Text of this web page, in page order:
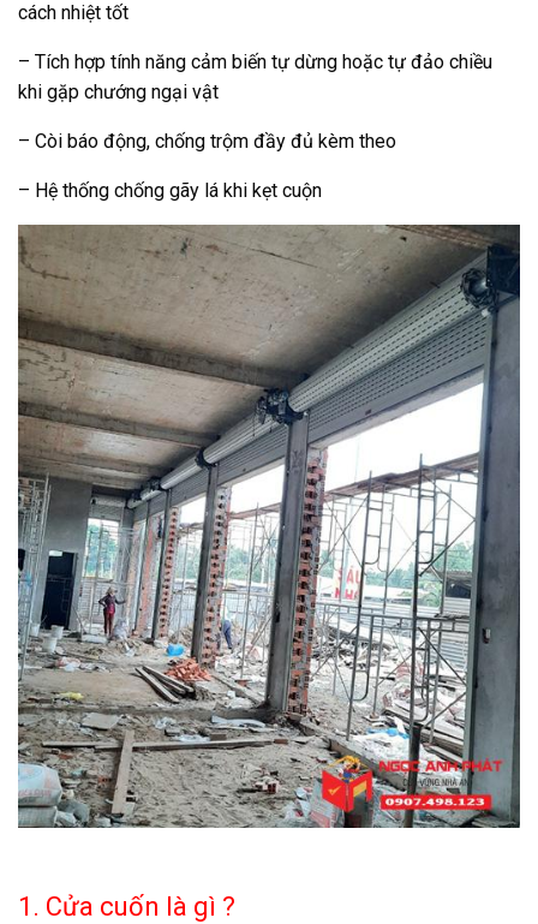
cách nhiệt tốt
– Tích hợp tính năng cảm biến tự dừng hoặc tự đảo chiều
khi gặp chướng ngại vật
– Còi báo động, chống trộm đầy đủ kèm theo
– Hệ thống chống gãy lá khi kẹt cuộn
1. Cửa cuốn là gì ?